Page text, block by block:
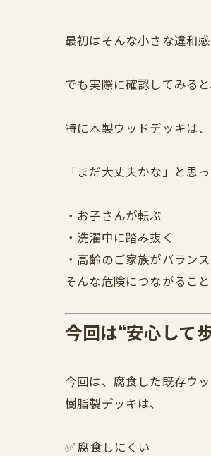
最初はそんな小さな違和感
でも実際に確認してみる
特に木製ウッドデッキは
「まだ大丈夫かな」と思
・お子さんが転ぶ
・洗濯中に踏み抜く
・高齢のご家族がバラン
そんな危険につながること
今回は“安心して
今回は、腐食した既存ウ
樹脂製デッキは、
✅ 腐食しにくい